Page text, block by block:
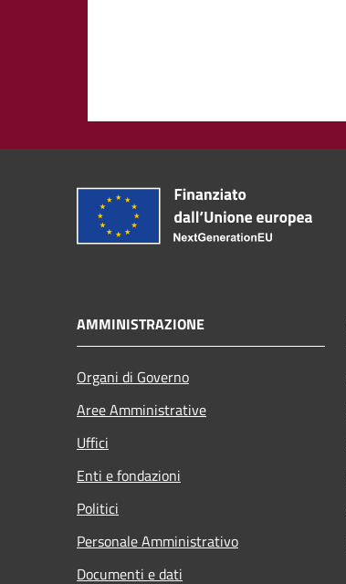
AMMINISTRAZIONE
Organi di Governo
Aree Amministrative
Uffici
Enti e fondazioni
Politici
Personale Amministrativo
Documenti e dati